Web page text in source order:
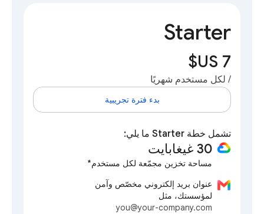
Starter
/ لكل مستخدم شهريًا
بدء فترة تجريبية
تشمل خطة Starter ما يلي:
30 غيغابايت
مساحة تخزين مجمّعة لكل مستخدم*
عنوان بريد إلكتروني مخصّص وآمن
لمؤسستك، مثل
you@your-company.com